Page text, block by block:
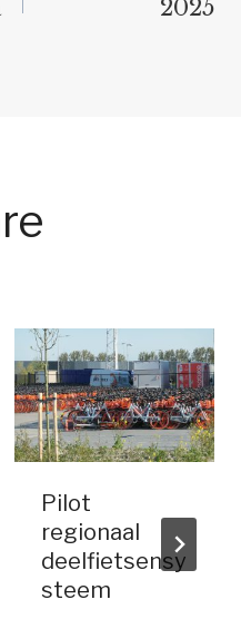
2025
Pilot
regionaal
deelfietsensy
steem